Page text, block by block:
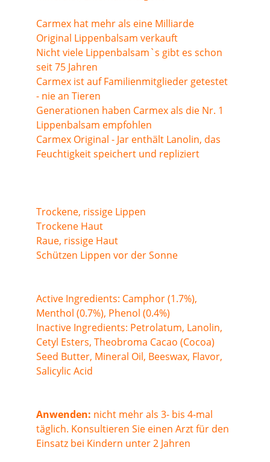
Carmex hat mehr als eine Milliarde
Original Lippenbalsam verkauft
Nicht viele Lippenbalsam`s gibt es schon
seit 75 Jahren
Carmex ist auf Familienmitglieder getestet
- nie an Tieren
Generationen haben Carmex als die Nr. 1
Lippenbalsam empfohlen
Carmex Original - Jar enthält Lanolin, das
Feuchtigkeit speichert und repliziert
Trockene, rissige Lippen
Trockene Haut
Raue, rissige Haut
Schützen Lippen vor der Sonne
Active Ingredients: Camphor (1.7%),
Menthol (0.7%), Phenol (0.4%)
Inactive Ingredients: Petrolatum, Lanolin,
Cetyl Esters, Theobroma Cacao (Cocoa)
Seed Butter, Mineral Oil, Beeswax, Flavor,
Salicylic Acid
Anwenden: nicht mehr als 3- bis 4-mal
täglich. Konsultieren Sie einen Arzt für den
Einsatz bei Kindern unter 2 Jahren